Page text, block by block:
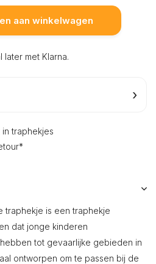
aan winkelwagen
later met Klarna.
›
traphekjes
traphekje is een traphekje
dat jonge kinderen
tot gevaarlijke gebieden in
ontworpen om te passen bij de